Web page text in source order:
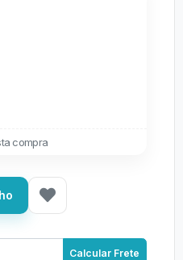
compra
Calcular Frete